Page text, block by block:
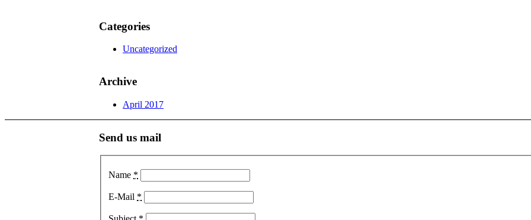
Categories
Uncategorized
Archive
April 2017
Send us mail
Name *
E-Mail *